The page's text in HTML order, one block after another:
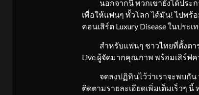
นอกจากนี้ พวกเขายังได้ประก
เพื่อให้แฟนๆ ทั้วโลก ได้มัน! ไปพร้
คอนเสิร์ต Luxury Disease ในปร
สำหรับแฟนๆ ชาวไทยที่ตั้งตารอ
Live ผู้จัดมากคุณภาพ พร้อมเสิร์ฟ
จดลงปฏิทินไว้ว่าเราจะพบกัน วั
ติดตามรายละเอียดเพิ่มเต็มเร็วๆ นี้